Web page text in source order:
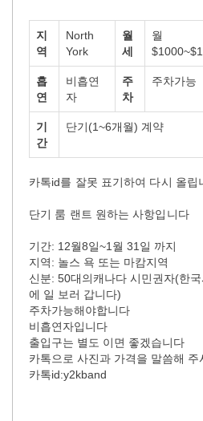
지
역
North
York
월
세
월
흡
연
비흡연
자
주
차
주차가능
기
간
단기(1~6개월) 계약
카톡id를 잘못 표기하여 다시 올립
단기 룸 랜트 원하는 사항입니다
기간: 12월8일~1월 31일 까지
지역: 놀스 욕 또는 마캄지역
신분: 50대의캐나다 시민권자(한
에 일 보러 갑니다)
주차가능해야합니다
비흡연자입니다
출입구는 별도 이면 좋겠습니다
카톡으로 사진과 가격을 말씀해 주
카톡id:y2kband